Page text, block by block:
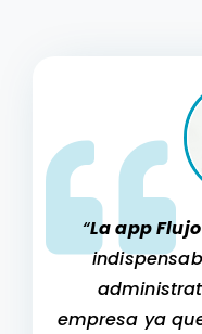
“La app
empresa ya